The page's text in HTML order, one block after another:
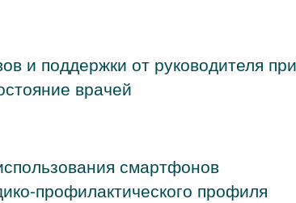
и поддержки от руководителя
врачей
смартфонов
профилактического профиля